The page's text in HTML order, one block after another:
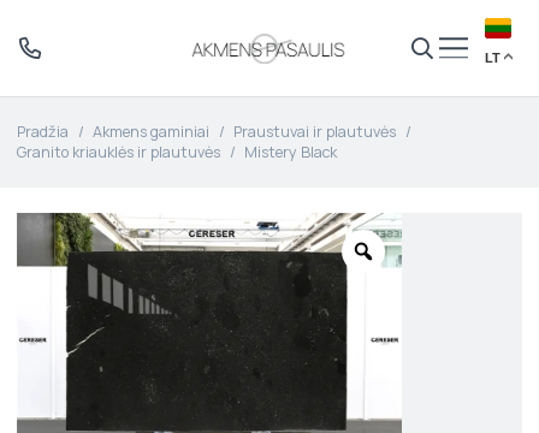
LT
Pradžia / Akmens gaminiai / Praustuvai ir plautuvės /
Granito kriauklės ir plautuvės / Mistery Black